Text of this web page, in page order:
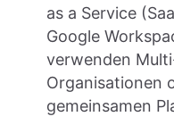
as a Service
Google
verwenden
Organisationen
gemeinsamen